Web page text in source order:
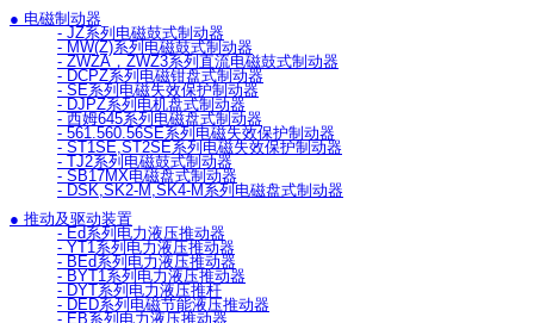
● 电磁制动器
- JZ系列电磁鼓式制动器
- MW(Z)系列电磁鼓式制动器
- ZWZA，ZWZ3系列直流电磁鼓式制动器
- DCPZ系列电磁钳盘式制动器
- SE系列电磁失效保护制动器
- DJPZ系列电机盘式制动器
- 西姆645系列电磁盘式制动器
- 561.560.56SE系列电磁失效保护制动器
- ST1SE,ST2SE系列电磁失效保护制动器
- TJ2系列电磁鼓式制动器
- SB17MX电磁盘式制动器
- DSK,SK2-M,SK4-M系列电磁盘式制动器
● 推动及驱动装置
- Ed系列电力液压推动器
- YT1系列电力液压推动器
- BEd系列电力液压推动器
- BYT1系列电力液压推动器
- DYT系列电力液压推杆
- DED系列电磁节能液压推动器